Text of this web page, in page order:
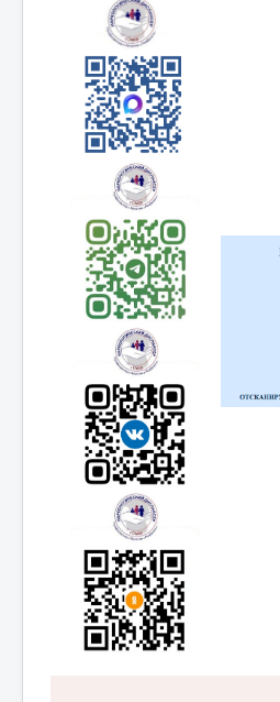
Специалисты
Информация для специалистов
Информация для пациентов
Режим работы
Частые вопросы
Главная